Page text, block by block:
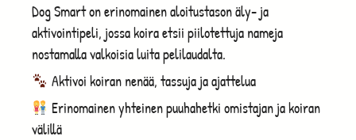
Dog Smart on erinomainen aloitustason äly- ja
aktivointipeli, jossa koira etsii piilotettuja nameja
nostamalla valkoisia luita pelilaudalta.
Aktivoi koiran nenää, tassuja ja ajattelua
Erinomainen yhteinen puuhahetki omistajan ja koiran
välillä